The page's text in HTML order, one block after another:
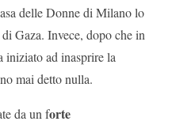
delle Donne di Milano lo
Gaza. Invece, dopo che in
iniziato ad inasprire la
mai detto nulla.
da un forte